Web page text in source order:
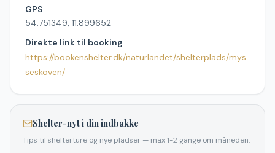
GPS
54.751349, 11.899652
Direkte link til booking
https://bookenshelter.dk/naturlandet/shelterplads/mys
seskoven/
Shelter-nyt i din indbakke
Tips til shelterture og nye pladser — max 1-2 gange om måneden.